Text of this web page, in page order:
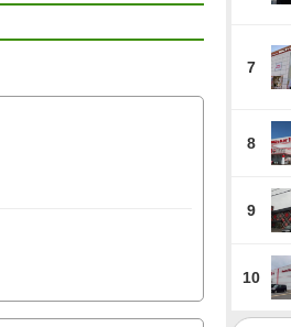
7
8
9
10